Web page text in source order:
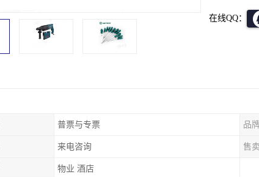
在线QQ：
普票与专票 品
来电咨询 售
物业 酒店